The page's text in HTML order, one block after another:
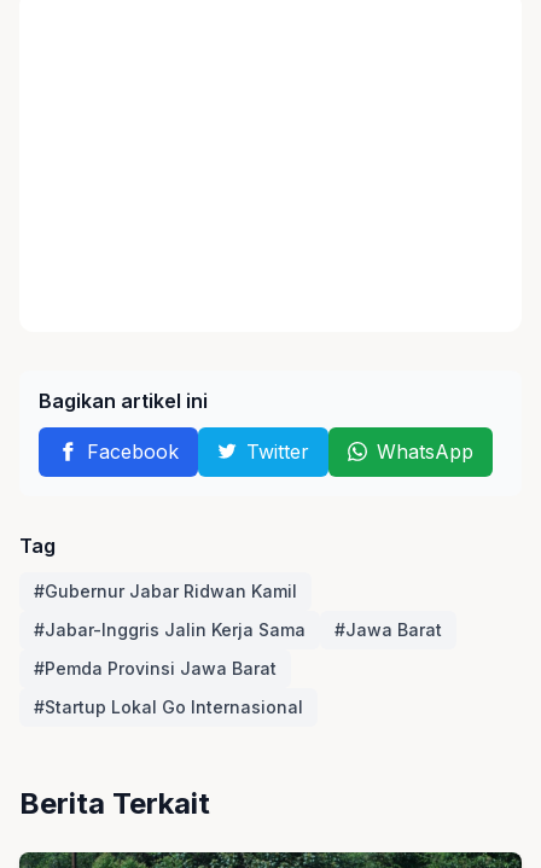
Bagikan artikel ini
Facebook Twitter WhatsApp
Tag
#Gubernur Jabar Ridwan Kamil
#Jabar-Inggris Jalin Kerja Sama
#Jawa Barat
#Pemda Provinsi Jawa Barat
#Startup Lokal Go Internasional
Berita Terkait